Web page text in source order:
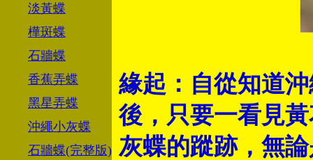
緣起：自從知道
後，只要一看見
灰蝶的蹤跡，無
淡黃蝶
樺斑蝶
石牆蝶
香蕉弄蝶
黑星弄蝶
沖繩小灰蝶
石牆蝶(完整版)